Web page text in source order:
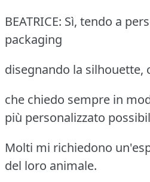
BEATRICE: Sì, tendo a
packaging
disegnando la silhouette,
che chiedo sempre in
più personalizzato
Molti mi richiedono
del loro animale.